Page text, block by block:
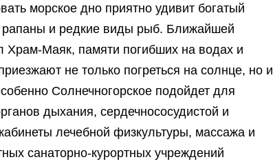
морское дно приятно удивит богатый
и редкие виды рыб. Ближайшей
Храм-Маяк, памяти погибших на водах и
не только погреться на солнце, но и
Солнечногорское подойдет для
дыхания, сердечнососудистой и
лечебной физкультуры, массажа и
санаторно-курортных учреждений